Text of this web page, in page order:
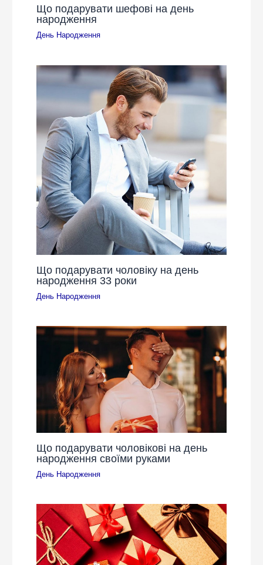
Що подарувати шефові на день
народження
День Народження
Що подарувати чоловіку на день
народження 33 роки
День Народження
Що подарувати чоловікові на день
народження своїми руками
День Народження